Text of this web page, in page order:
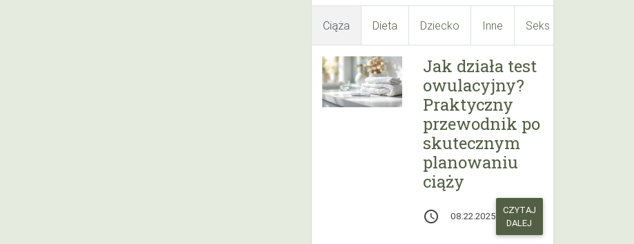
Ciąża Dieta Dziecko Inne Seks
Jak działa test
owulacyjny?
Praktyczny
przewodnik po
skutecznym
planowaniu
ciąży
access_time 08.22.2025
CZYTAJ
DALEJ